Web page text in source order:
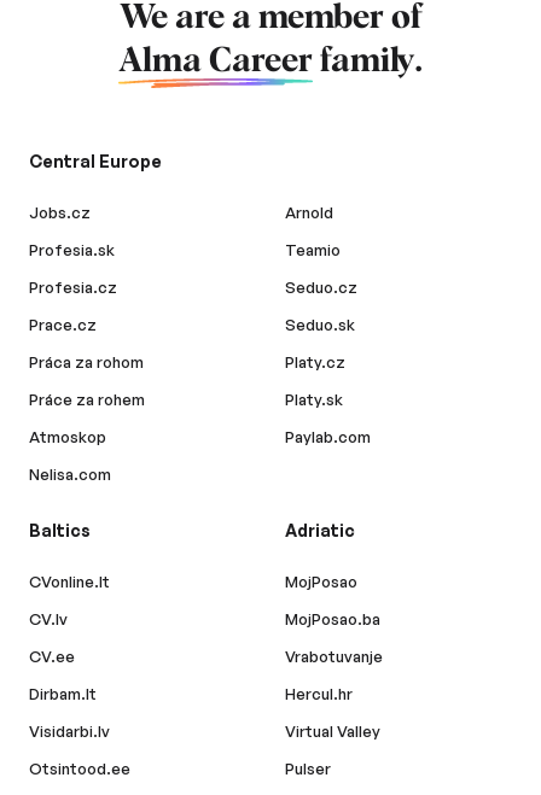
We are a member of
Alma Career family.
Central Europe
Jobs.cz
Profesia.sk
Profesia.cz
Prace.cz
Práca za rohom
Práce za rohem
Atmoskop
Nelisa.com
Arnold
Teamio
Seduo.cz
Seduo.sk
Platy.cz
Platy.sk
Paylab.com
Baltics
CVonline.lt
CV.lv
CV.ee
Dirbam.lt
Visidarbi.lv
Otsintood.ee
Adriatic
MojPosao
MojPosao.ba
Vrabotuvanje
Hercul.hr
Virtual Valley
Pulser